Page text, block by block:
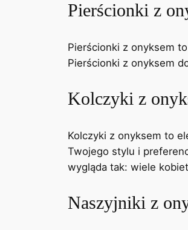
Pierścionki z
Pierścionki z onyksem
Pierścionki z onyksem
Kolczyki z
Kolczyki z onyksem to
Twojego stylu i
wygląda tak: wiele
Naszyjniki z